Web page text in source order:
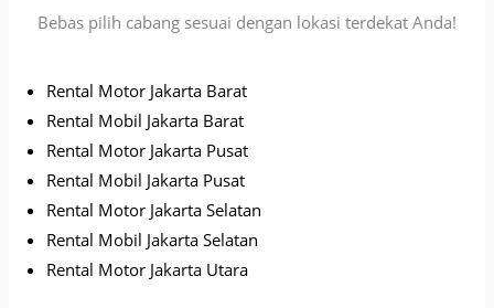
Bebas pilih cabang sesuai dengan lokasi terdekat Anda!
Rental Motor Jakarta Barat
Rental Mobil Jakarta Barat
Rental Motor Jakarta Pusat
Rental Mobil Jakarta Pusat
Rental Motor Jakarta Selatan
Rental Mobil Jakarta Selatan
Rental Motor Jakarta Utara